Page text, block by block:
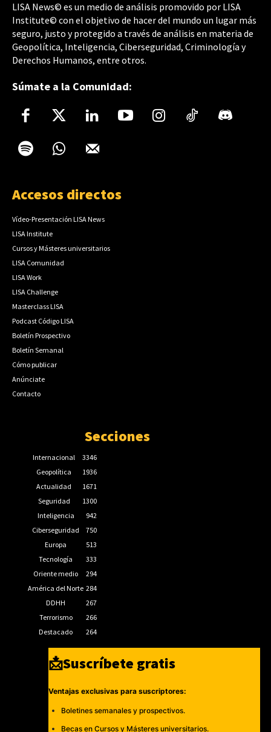
LISA News© es un medio de análisis promovido por LISA
Institute© con el objetivo de hacer del mundo un lugar más
seguro, justo y protegido a través de análisis en materia de
Geopolítica, Inteligencia, Ciberseguridad, Criminología y
Derechos Humanos, entre otros.
Súmate a la Comunidad:
Accesos directos
Vídeo-Presentación LISA News
LISA Institute
Cursos y Másteres universitarios
LISA Comunidad
LISA Work
LISA Challenge
Masterclass LISA
Podcast Código LISA
Boletín Prospectivo
Boletín Semanal
Cómo publicar
Anúnciate
Contacto
Secciones
Internacional
3346
Geopolítica
1936
Actualidad
1671
Seguridad
1300
Inteligencia
942
Ciberseguridad
750
Europa
513
Tecnología
333
Oriente medio
294
América del Norte 284
DDHH
267
Terrorismo
266
Destacado
264
📩Suscríbete gratis
Ventajas exclusivas para suscriptores:
Boletines semanales y prospectivos.
Becas en Cursos y Másteres universitarios.